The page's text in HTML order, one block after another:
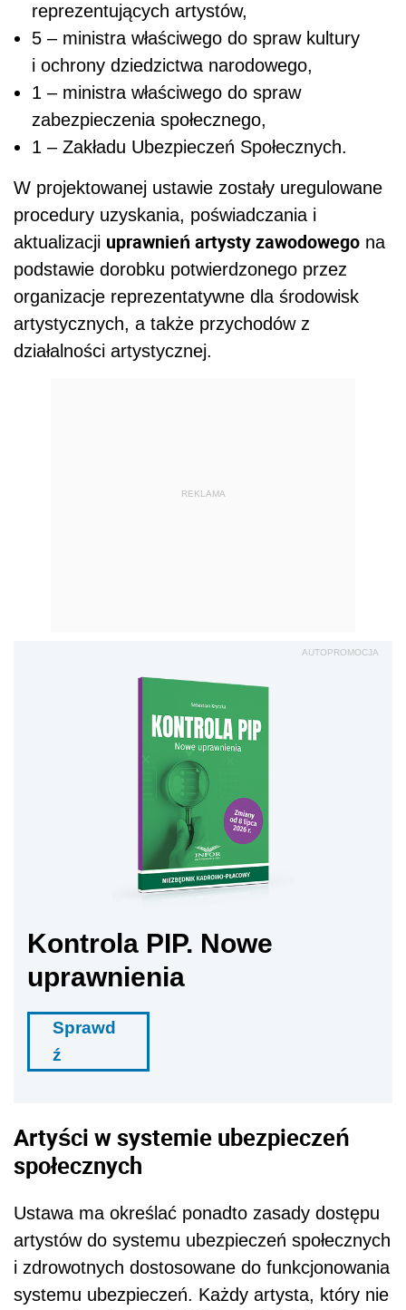
reprezentujących artystów,
5 – ministra właściwego do spraw kultury
i ochrony dziedzictwa narodowego,
1 – ministra właściwego do spraw
zabezpieczenia społecznego,
1 – Zakładu Ubezpieczeń Społecznych.
W projektowanej ustawie zostały uregulowane
procedury uzyskania, poświadczania i
aktualizacji uprawnień artysty zawodowego na
podstawie dorobku potwierdzonego przez
organizacje reprezentatywne dla środowisk
artystycznych, a także przychodów z
działalności artystycznej.
REKLAMA
AUTOPROMOCJA
Kontrola PIP. Nowe
uprawnienia
Sprawd
ź
Artyści w systemie ubezpieczeń
społecznych
Ustawa ma określać ponadto zasady dostępu
artystów do systemu ubezpieczeń społecznych
i zdrowotnych dostosowane do funkcjonowania
systemu ubezpieczeń. Każdy artysta, który nie